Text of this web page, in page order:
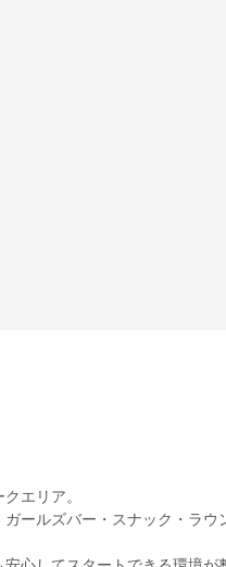
エリア。
ールズバー・スナック・ラ